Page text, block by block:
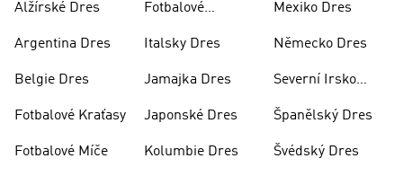
Alžírské Dres
Argentina Dres
Belgie Dres
Fotbalové Kraťasy
Fotbalové Míče
Fotbalové
Italsky Dres
Jamajka Dres
Japonské Dres
Kolumbie Dres
Mexiko Dres
Německo Dres
Severní Irsko
Španělský Dres
Švédský Dres